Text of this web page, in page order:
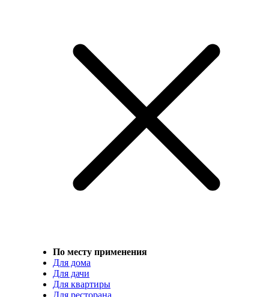
По месту применения
Для дома
Для дачи
Для квартиры
Для ресторана